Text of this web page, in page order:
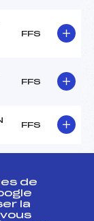
FFS
FFS
FFS
FFS
de
la